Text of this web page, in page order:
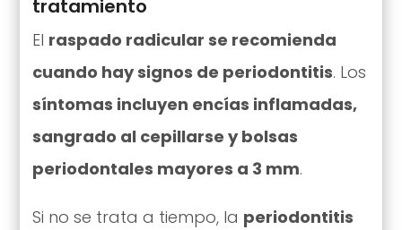
tratamiento
El raspado radicular se recomienda
cuando hay signos de periodontitis. Los
síntomas incluyen encías inflamadas,
sangrado al cepillarse y bolsas
periodontales mayores a 3 mm.
Si no se trata a tiempo, la periodontitis